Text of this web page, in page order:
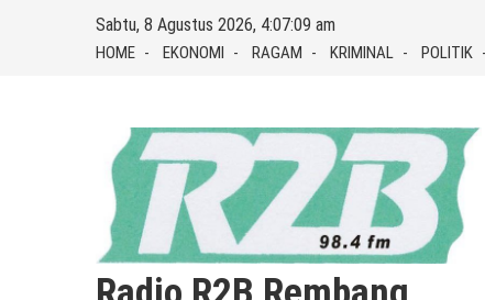
Sabtu, 8 Agustus 2026, 4:07:10 am
HOME EKONOMI RAGAM KRIMINAL POLITIK